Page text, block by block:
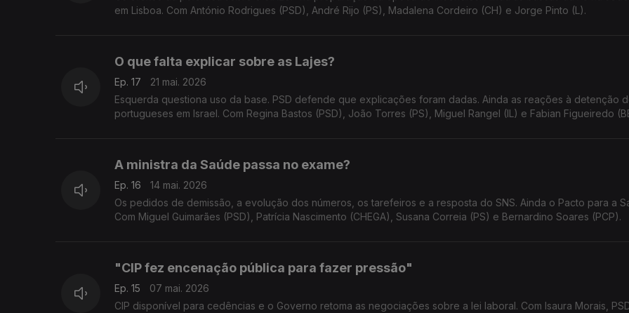
em Lisboa. Com António Rodrigues (PSD), André Rijo (PS), Madalena Cordeiro (CH) e Jorge Pinto (L).
O que falta explicar sobre as Lajes?
Ep. 17
21 mai. 2026
Esquerda questiona uso da base. PSD defende que explicações foram dadas. Ainda as reações à detenção
portugueses em Israel. Com Regina Bastos (PSD), João Torres (PS), Miguel Rangel (IL) e Fabian Figueiredo
A ministra da Saúde passa no exame?
Ep. 16
14 mai. 2026
Os pedidos de demissão, a evolução dos números, os tarefeiros e a resposta do SNS. Ainda o Pacto para a
Com Miguel Guimarães (PSD), Patrícia Nascimento (CHEGA), Susana Correia (PS) e Bernardino Soares (PCP).
"CIP fez encenação pública para fazer pressão"
Ep. 15
07 mai. 2026
CIP disponível para cedências e o Governo retoma as negociações sobre a lei laboral. Com Isaura Morais,